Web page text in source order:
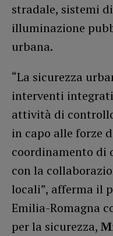
stradale, sistemi
illuminazione
urbana.
“La sicurezza
interventi
attività di
in capo alle forze
coordinamento di
con la
locali”, afferma il
Emilia-Romagna
per la sicurezza,